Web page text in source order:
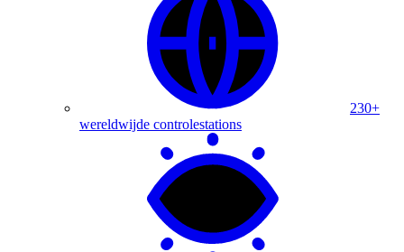
230+
wereldwijde controlestations